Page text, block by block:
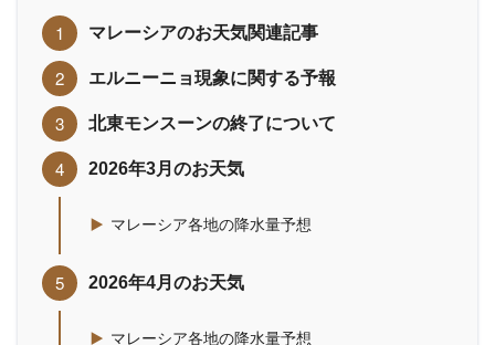
マレーシアのお天気関連記事
エルニーニョ現象に関する予報
北東モンスーンの終了について
2026年3月のお天気
マレーシア各地の降水量予想
2026年4月のお天気
マレーシア各地の降水量予想